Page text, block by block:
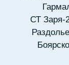
СТ Заря-
Раздолье